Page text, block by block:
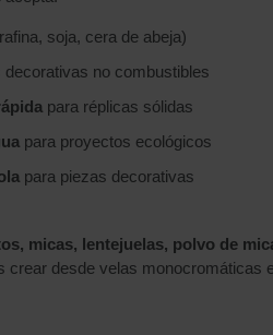
soja, cera de abeja)
decorativas no combustibles
para réplicas sólidas
para proyectos ecológicos
para piezas decorativas
micas, lentejuelas, polvo de
crear desde velas monocromáticas